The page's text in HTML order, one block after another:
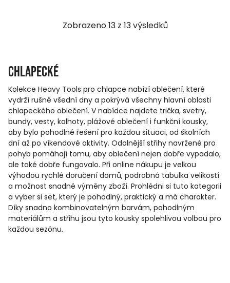
Zobrazeno13z 13výsledků
Chlapecké
Kolekce Heavy Tools pro chlapce nabízí oblečení, které
vydrží rušné všední dny a pokrývá všechny hlavní oblasti
chlapeckého oblečení. V nabídce najdete trička, svetry,
bundy, vesty, kalhoty, plážové oblečení i funkční kousky,
aby bylo pohodlné řešení pro každou situaci, od školních
dní až po víkendové aktivity. Odolnější střihy navržené pro
pohyb pomáhají tomu, aby oblečení nejen dobře vypadalo,
ale také dobře fungovalo. Při online nákupu je velkou
výhodou rychlé doručení domů, podrobná tabulka velikostí
a možnost snadné výměny zboží. Prohlédni si tuto kategorii
a vyber si set, který je pohodlný, praktický a má charakter.
Díky snadno kombinovatelným barvám, pohodlným
materiálům a střihu jsou tyto kousky spolehlivou volbou pro
každou sezónu.